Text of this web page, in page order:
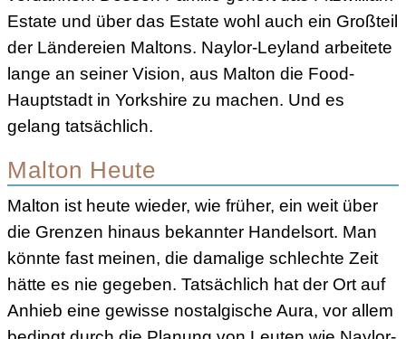
Estate und über das Estate wohl auch ein Großteil
der Ländereien Maltons. Naylor-Leyland arbeitete
lange an seiner Vision, aus Malton die Food-
Hauptstadt in Yorkshire zu machen. Und es
gelang tatsächlich.
Malton Heute
Malton ist heute wieder, wie früher, ein weit über
die Grenzen hinaus bekannter Handelsort. Man
könnte fast meinen, die damalige schlechte Zeit
hätte es nie gegeben. Tatsächlich hat der Ort auf
Anhieb eine gewisse nostalgische Aura, vor allem